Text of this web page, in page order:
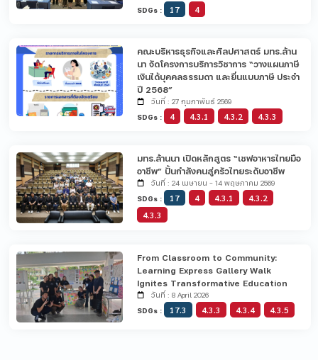
SDGs :
17 4
คณะบริหารธุรกิจและศิลปศาสตร์ มทร.ล้าน
นา จัดโครงการบริการวิชาการ “วางแผนภาษี
เงินได้บุคคลธรรมดา และยื่นแบบภาษี ประจำ
ปี 2568”
วันที่ : 27 กุมภาพันธ์ 2569
SDGs :
4 4.3.1 4.3.2 4.3.3
มทร.ล้านนา เปิดหลักสูตร “เชฟอาหารไทยมือ
อาชีพ” ปั้นกำลังคนสู่ครัวไทยระดับอาชีพ
วันที่ : 24 เมษายน - 14 พฤษภาคม 2569
SDGs :
17 4 4.3.1
4.3.2
4.3.3
From Classroom to Community:
Learning Express Gallery Walk
Ignites Transformative Education
วันที่ : 8 April 2026
SDGs :
17.3 4.3.3 4.3.4 4.3.5